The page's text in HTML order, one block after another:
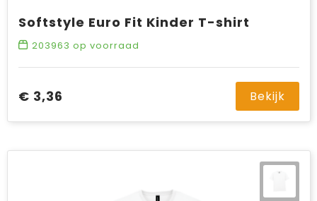
Softstyle Euro Fit Kinder T-shirt
203963 op voorraad
€ 3,36 Bekijk